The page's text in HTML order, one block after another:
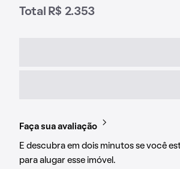
Total R$ 2.353
Faça sua avaliação
E descubra em dois minutos se você
para alugar esse imóvel.